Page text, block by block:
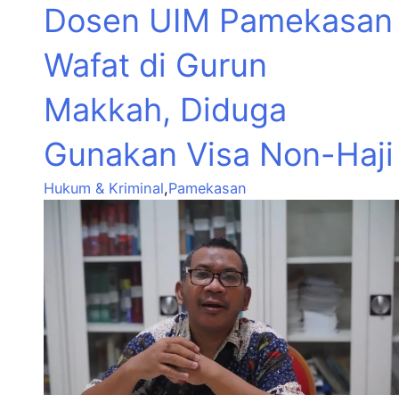
Dosen UIM Pamekasan
Wafat di Gurun
Makkah, Diduga
Gunakan Visa Non-Haji
Hukum & Kriminal,Pamekasan